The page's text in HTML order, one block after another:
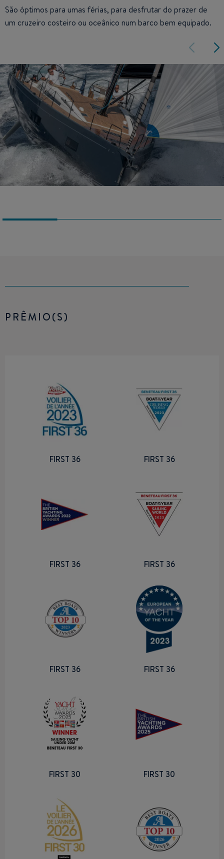
São óptimos para umas férias, para desfrutar do prazer de
um cruzeiro costeiro ou oceânico num barco bem equipado.
PRÊMIO(S)
FIRST 36 FIRST 36
FIRST 36 FIRST 36
FIRST 36 FIRST 36
FIRST 30 FIRST 30